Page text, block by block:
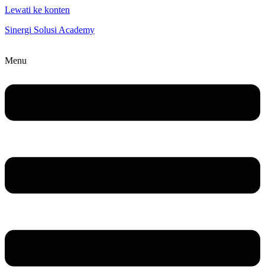
Lewati ke konten
Sinergi Solusi Academy
Menu